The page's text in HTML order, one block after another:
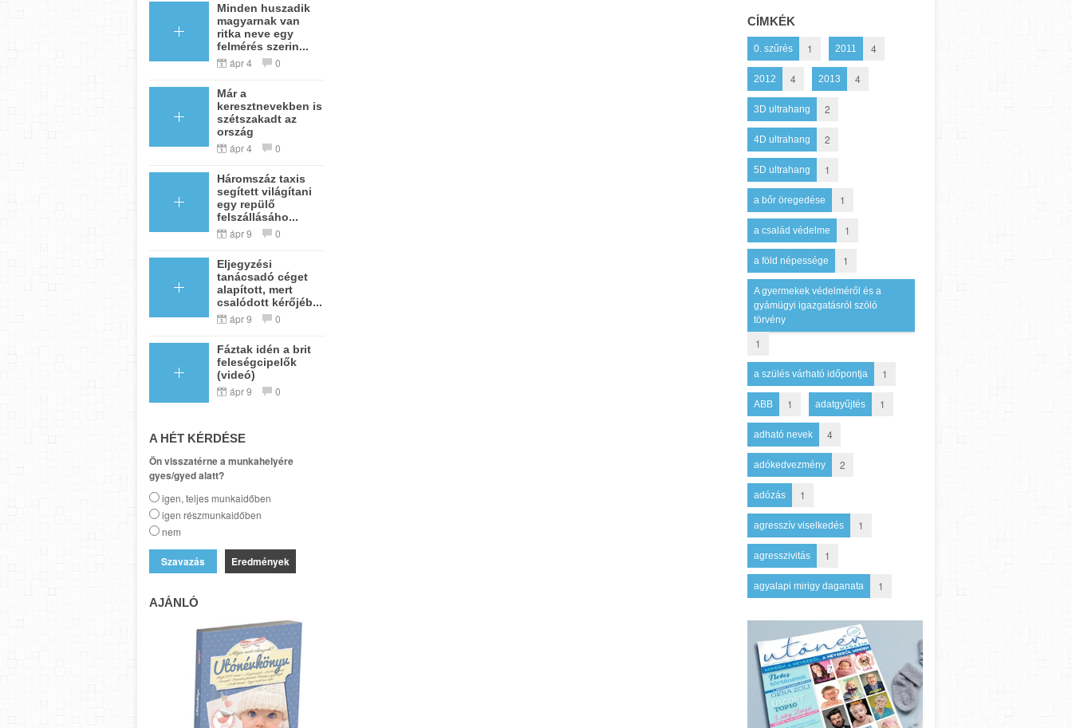
Minden huszadik
magyarnak van
ritka neve egy
felmérés szerin...
ápr 4 0
Már a
keresztnevekben is
szétszakadt az
ország
ápr 4 0
Háromszáz taxis
segített világítani
egy repülő
felszállásáho...
ápr 9 0
Eljegyzési
tanácsadó céget
alapított, mert
csalódott kérőjéb...
ápr 9 0
Fáztak idén a brit
feleségcipelők
(videó)
ápr 9 0
A HÉT KÉRDÉSE
Ön visszatérne a munkahelyére
gyes/gyed alatt?
igen, teljes munkaidőben
igen részmunkaidőben
nem
Eredmények
AJÁNLÓ
CÍMKÉK
0. szűrés 1 2011 4
2012 4 2013 4
3D ultrahang 2
4D ultrahang 2
5D ultrahang 1
a bőr öregedése 1
a család védelme 1
a föld népessége 1
A gyermekek védelméről és a
gyámügyi igazgatásról szóló
törvény
1
a szülés várható időpontja 1
ABB 1 adatgyűjtés 1
adható nevek 4
adókedvezmény 2
adózás 1
agresszív viselkedés 1
agresszivitás 1
agyalapi mirigy daganata 1